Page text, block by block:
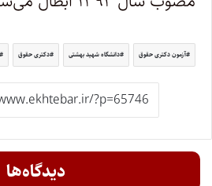
آزمون دکتری حقوق دانشگاه شهید بهشتی دکتری حقوق
دیدگاه‌ها